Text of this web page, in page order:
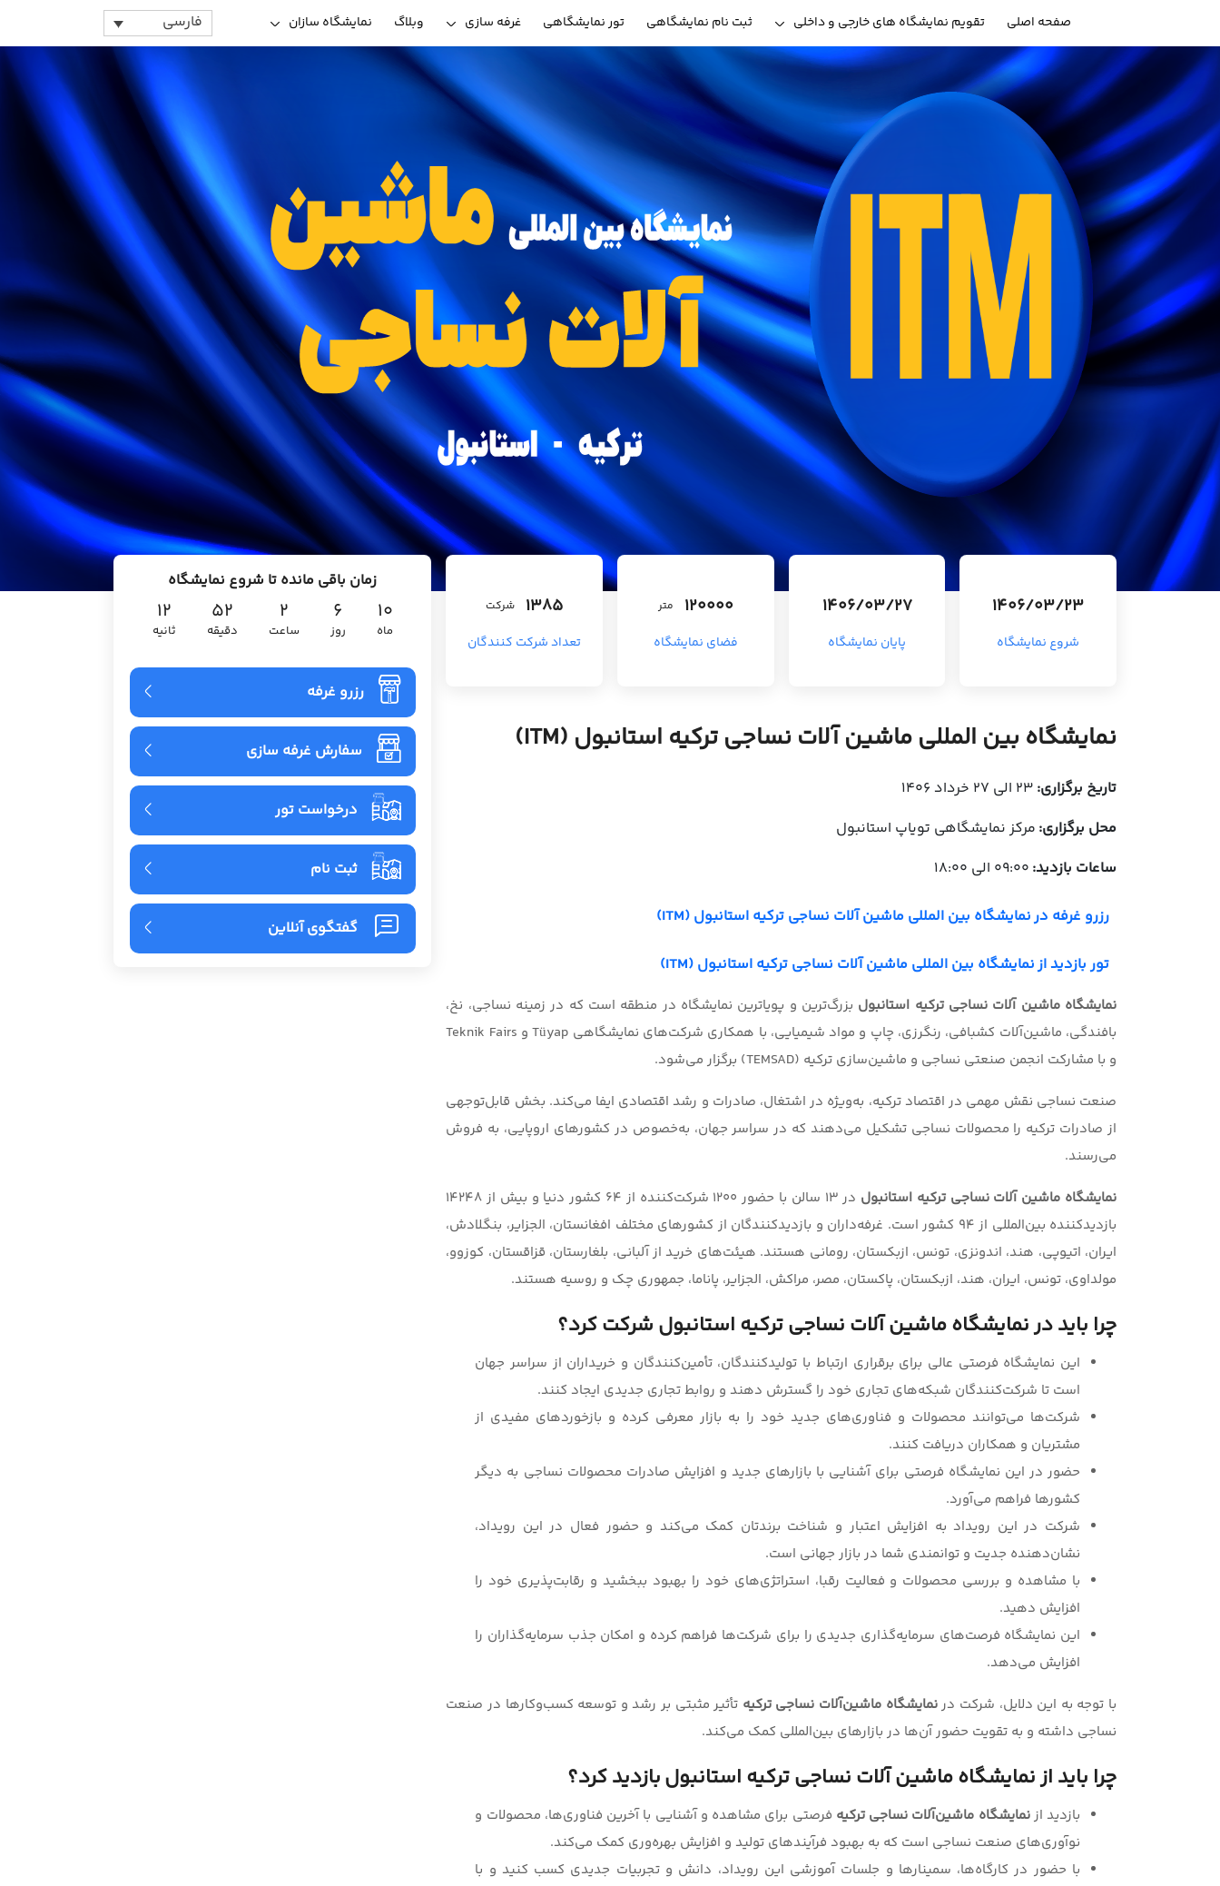
صفحه اصلی تقویم نمایشگاه های خارجی و داخلی ثبت نام نمایشگاهی تور نمایشگاهی غرفه سازی وبلاگ نمایشگاه سازان فارسی
1406/03/23
شروع نمایشگاه
1406/03/27
پایان نمایشگاه
120000 متر
فضای نمایشگاه
1385 شرکت
تعداد شرکت کنندگان
نمایشگاه بین المللی ماشین آلات نساجی ترکیه استانبول (ITM)
تاریخ برگزاری:
محل برگزاری: مرکز نمایشگاهی تویاپ استانبول
ساعات بازدید:
رزرو غرفه در نمایشگاه بین المللی ماشین آلات نساجی ترکیه استانبول (ITM)
تور بازدید از نمایشگاه بین المللی ماشین آلات نساجی ترکیه استانبول (ITM)
نمایشگاه ماشین آلات نساجی ترکیه استانبول بزرگ‌ترین و پویاترین نمایشگاه در منطقه است که در زمینه نساجی، نخ،
بافندگی، ماشین‌آلات کشبافی، رنگرزی، چاپ و مواد شیمیایی، با همکاری شرکت‌های نمایشگاهی Tüyap و Teknik Fairs
و با مشارکت انجمن صنعتی‌ نساجی و ماشین‌سازی ترکیه (TEMSAD) برگزار می‌شود.
صنعت نساجی نقش مهمی در اقتصاد ترکیه، به‌ویژه در اشتغال، صادرات و رشد اقتصادی ایفا می‌کند. بخش قابل‌توجهی
از صادرات ترکیه را محصولات نساجی تشکیل می‌دهند که در سراسر جهان، به‌خصوص در کشورهای اروپایی، به فروش
می‌رسند.
نمایشگاه ماشین آلات نساجی ترکیه استانبول
در 13 سالن با حضور 1200 شرکت‌کننده از 64 کشور دنیا و بیش از 14248
بازدیدکننده بین‌المللی از 94 کشور است. غرفه‌داران و بازدیدکنندگان از کشورهای مختلف افغانستان، الجزایر، بنگلادش،
ایران، اتیوپی، هند، اندونزی، تونس، ازبکستان، رومانی هستند. هیئت‌های خرید از آلبانی، بلغارستان، قزاقستان، کوزوو،
مولداوی، تونس، ایران، هند، ازبکستان، پاکستان، مصر، مراکش، الجزایر، پاناما، جمهوری چک و روسیه هستند.
چرا باید در نمایشگاه ماشین آلات نساجی ترکیه استانبول شرکت کرد؟
این نمایشگاه فرصتی عالی برای برقراری ارتباط با تولیدکنندگان، تأمین‌کنندگان و خریداران از سراسر جهان
است تا شرکت‌کنندگان شبکه‌های تجاری خود را گسترش دهند و روابط تجاری جدیدی ایجاد کنند.
شرکت‌ها می‌توانند محصولات و فناوری‌های جدید خود را به بازار معرفی کرده و بازخوردهای مفیدی از
مشتریان و همکاران دریافت کنند.
حضور در این نمایشگاه فرصتی برای آشنایی با بازارهای جدید و افزایش صادرات محصولات نساجی به دیگر
کشورها فراهم می‌آورد.
شرکت در این رویداد به افزایش اعتبار و شناخت برندتان کمک می‌کند و حضور فعال در این رویداد،
نشان‌دهنده جدیت و توانمندی شما در بازار جهانی است.
با مشاهده و بررسی محصولات و فعالیت رقبا، استراتژی‌های خود را بهبود ببخشید و رقابت‌پذیری خود را
افزایش دهید.
این نمایشگاه فرصت‌های سرمایه‌گذاری جدیدی را برای شرکت‌ها فراهم کرده و امکان جذب سرمایه‌گذاران را
افزایش می‌دهد.
با توجه به این دلایل، شرکت درنمایشگاه ماشین‌آلات نساجی ترکیه تأثیر مثبتی بر رشد و توسعه کسب‌وکارها در صنعت
نساجی داشته و به تقویت حضور آن‌ها در بازارهای بین‌المللی کمک می‌کند.
چرا باید از نمایشگاه ماشین آلات نساجی ترکیه استانبولبازدید کرد؟
بازدید ازنمایشگاه ماشین‌آلات نساجی ترکیه فرصتی برای مشاهده و آشنایی با آخرین فناوری‌ها، محصولات و
نوآوری‌های صنعت نساجی است که به بهبود فرآیندهای تولید و افزایش بهره‌وری کمک می‌کند.
با حضور در کارگاه‌ها، سمینارها و جلسات آموزشی این رویداد، دانش و تجربیات جدیدی کسب کنید و با
زمان باقی مانده تا شروع نمایشگاه
۱۰
ماه
۶
روز
۲
ساعت
۵۲
دقیقه
۱۱
ثانیه
رزرو غرفه
سفارش غرفه سازی
درخواست تور
ثبت نام
گفتگوی آنلاین